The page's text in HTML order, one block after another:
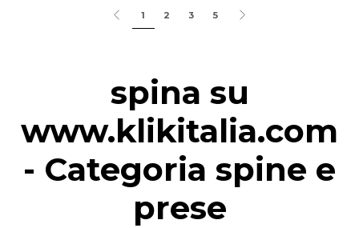
1 2 3 5
spina su
www.klikitalia.com
- Categoria spine e
prese